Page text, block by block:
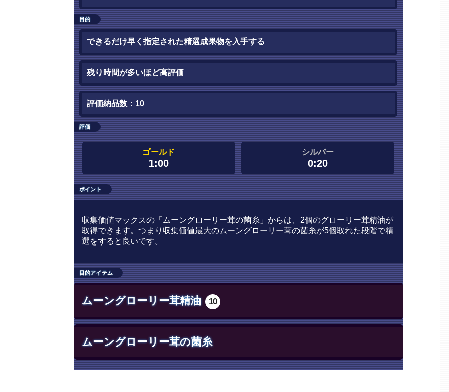
目的
できるだけ早く指定された精選成果物を入手する
残り時間が多いほど高評価
評価納品数：10
評価
ゴールド
1:00
シルバー
0:20
ポイント
収集価値マックスの「ムーングローリー茸の菌糸」からは、2個のグローリー茸精油が
取得できます。つまり収集価値最大のムーングローリー茸の菌糸が5個取れた段階で精
選をすると良いです。
目的アイテム
ムーングローリー茸精油 10
ムーングローリー茸の菌糸